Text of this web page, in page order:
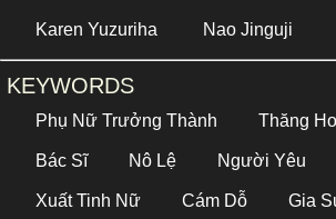
Karen Yuzuriha Nao Jinguji
KEYWORDS
Phụ Nữ Trưởng Thành Thăng
Bác Sĩ Nô Lệ Người Yêu
Xuất Tinh Nữ Cám Dỗ Gia